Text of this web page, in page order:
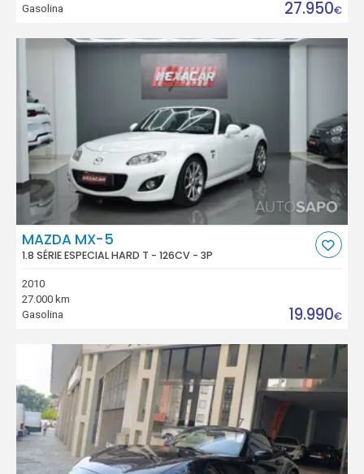
Gasolina
27.950€
MAZDA MX-5
1.8 SÉRIE ESPECIAL HARD T - 126CV - 3P
2010
27.000 km
Gasolina
19.990€